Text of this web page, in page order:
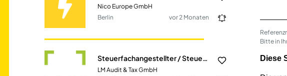
Nico Europe GmbH
Berlin
vor 2 Monaten
LM Audit & Tax GmbH
Bitte in